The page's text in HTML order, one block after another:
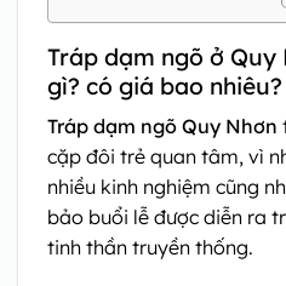
Tráp dạm ngõ ở Quy
gì? có giá bao nhiêu?
Tráp dạm ngõ Quy Nhơn
cặp đôi trẻ quan tâm, vì
nhiều kinh nghiệm cũng
bảo buổi lễ được diễn ra
tinh thần truyền thống.